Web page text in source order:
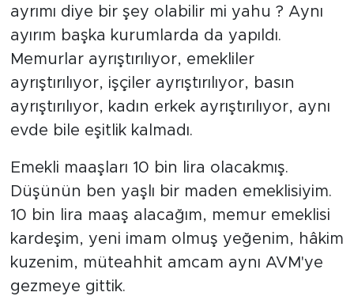
ayrımı diye bir şey olabilir mi yahu ? Aynı
ayırım başka kurumlarda da yapıldı.
Memurlar ayrıştırılıyor, emekliler
ayrıştırılıyor, işçiler ayrıştırılıyor, basın
ayrıştırılıyor, kadın erkek ayrıştırılıyor, aynı
evde bile eşitlik kalmadı.
Emekli maaşları 10 bin lira olacakmış.
Düşünün ben yaşlı bir maden emeklisiyim.
10 bin lira maaş alacağım, memur emeklisi
kardeşim, yeni imam olmuş yeğenim, hâkim
kuzenim, müteahhit amcam aynı AVM'ye
gezmeye gittik.